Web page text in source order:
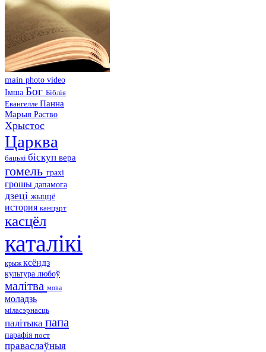
main photo video
Імша Бог Біблія
Евангелле Панна
Марыя Раство
Хрыстос
Царква
бацькі біскуп вера
гомель грахі
грошы дапамога
дзеці жыццё
история канцэрт
касцёл
каталікі
крыж ксёндз
культура любоў
малітва мова
моладзь
міласэрнасць
палітыка папа
парафія пост
праваслаўныя